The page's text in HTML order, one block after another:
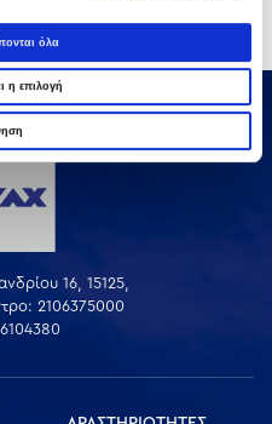
όλα
η επιλογή
16, 15125,
2106375000